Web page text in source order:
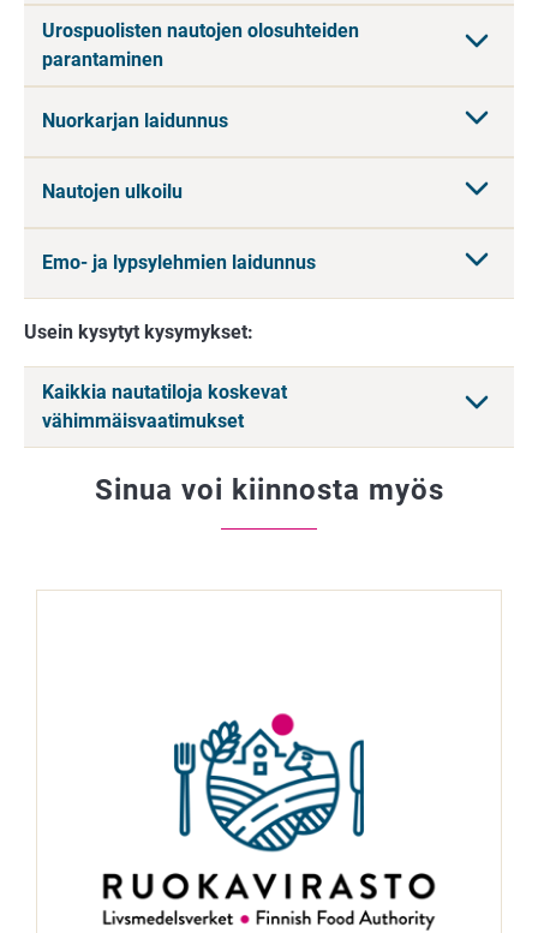
Urospuolisten nautojen olosuhteiden
parantaminen
Nuorkarjan laidunnus
Nautojen ulkoilu
Emo- ja lypsylehmien laidunnus
Usein kysytyt kysymykset:
Kaikkia nautatiloja koskevat
vähimmäisvaatimukset
Sinua voi kiinnosta myös